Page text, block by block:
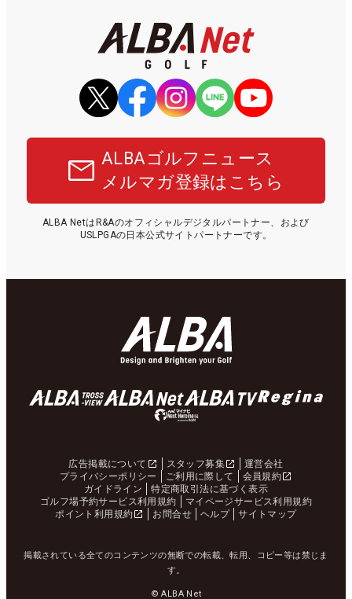
ALBAゴルフニュース
メルマガ登録はこちら
ALBA NetはR&Aのオフィシャルデジタルパートナー、および
USLPGAの日本公式サイトパートナーです。
広告掲載について スタッフ募集
運営会社
プライバシーポリシー
ご利用に際して
会員規約
ガイドライン
特定商取引法に基づく表示
ゴルフ場予約サービス利用規約
マイページサービス利用規約
ポイント利用規約
お問合せ ヘルプ サイトマップ
掲載されている全てのコンテンツの無断での転載、転用、コピー等は禁じま
す。
© ALBA Net